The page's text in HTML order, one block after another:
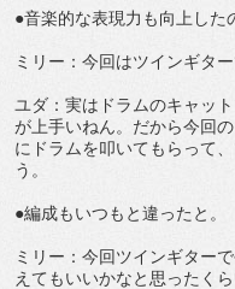
●音楽的な表現力も向上した
ミリー：今回はツインギタ
ユダ：実はドラムのキャッ
が上手いねん。だから今回
にドラムを叩いてもらって
う。
●編成もいつもと違ったと。
ミリー：今回ツインギター
えてもいいかなと思ったく